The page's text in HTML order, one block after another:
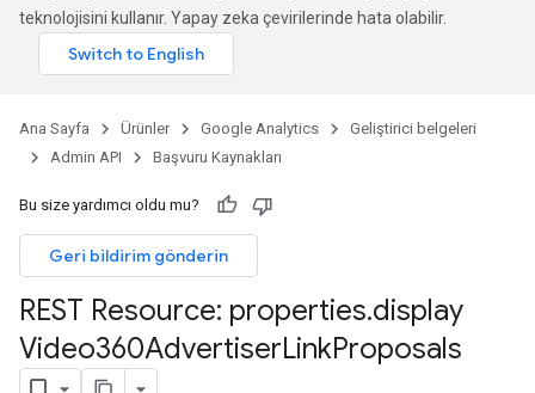
teknolojisini kullanır. Yapay zeka çevirilerinde hata olabilir.
Ana Sayfa Ürünler Google Analytics
Geliştirici belgeleri
Admin API
Başvuru Kaynakları
Bu size yardımcı oldu mu?
Geri bildirim gönderin
REST Resource: properties.display
Video360AdvertiserLinkProposals